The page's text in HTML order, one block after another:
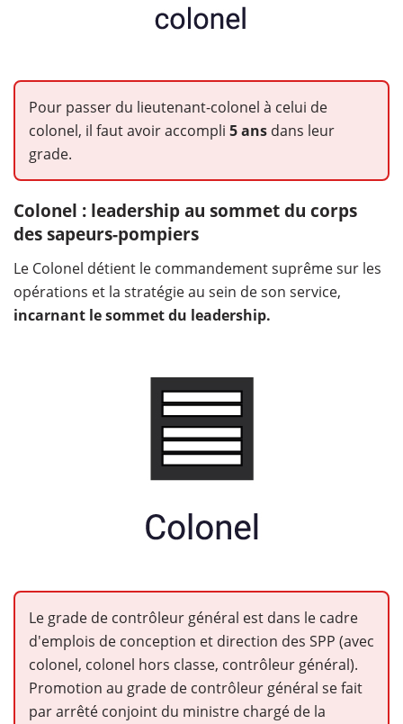
Pour passer du lieutenant-colonel à celui de
colonel, il faut avoir accompli 5 ans dans leur
grade.
Colonel : leadership au sommet du corps
des sapeurs-pompiers
Le Colonel détient le commandement suprême sur les
opérations et la stratégie au sein de son service,
incarnant le sommet du leadership.
Le grade de contrôleur général est dans le cadre
d'emplois de conception et direction des SPP (avec
colonel, colonel hors classe, contrôleur général).
Promotion au grade de contrôleur général se fait
par arrêté conjoint du ministre chargé de la